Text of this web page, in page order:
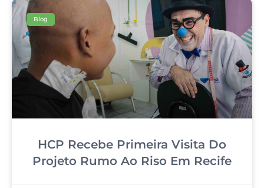
Blog
HCP Recebe Primeira Visita Do
Projeto Rumo Ao Riso Em Recife